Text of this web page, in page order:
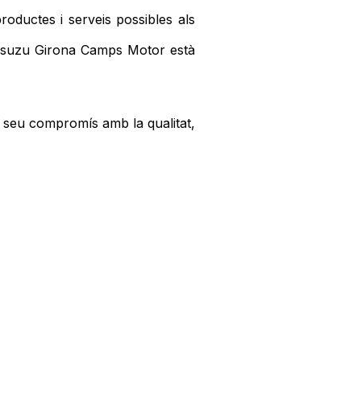
i serveis possibles als
Girona Camps Motor està
compromís amb la qualitat,